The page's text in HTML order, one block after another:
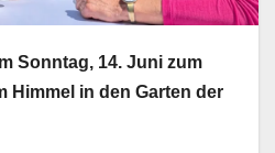
Sonntag, 14. Juni zum
Himmel in den Garten der